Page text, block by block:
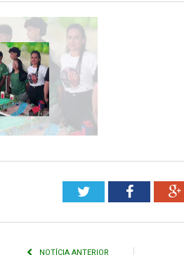
Twitter
NOTÍCIA ANTERIOR